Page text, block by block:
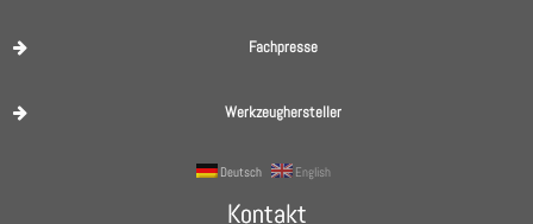
Fachpresse
Werkzeughersteller
Deutsch English
Kontakt